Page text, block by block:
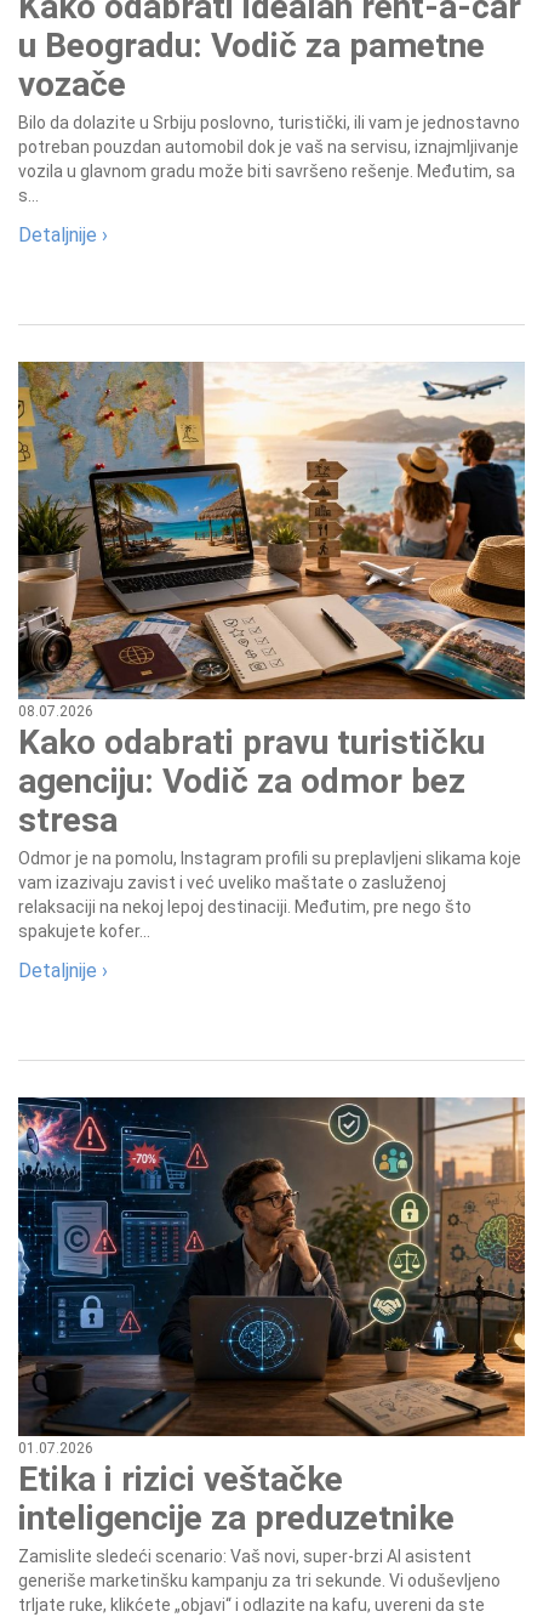
u Beogradu: Vodič za pametne
vozače
Bilo da dolazite u Srbiju poslovno, turistički, ili vam je jednostavno
potreban pouzdan automobil dok je vaš na servisu, iznajmljivanje
vozila u glavnom gradu može biti savršeno rešenje. Međutim, sa
s...
Detaljnije ›
08.07.2026
Kako odabrati pravu turističku
agenciju: Vodič za odmor bez
stresa
Odmor je na pomolu, Instagram profili su preplavljeni slikama koje
vam izazivaju zavist i već uveliko maštate o zasluženoj
relaksaciji na nekoj lepoj destinaciji. Međutim, pre nego što
spakujete kofer...
Detaljnije ›
01.07.2026
Etika i rizici veštačke
inteligencije za preduzetnike
Zamislite sledeći scenario: Vaš novi, super-brzi AI asistent
generiše marketinšku kampanju za tri sekunde. Vi oduševljeno
trljate ruke, klikćete „objavi“ i odlazite na kafu, uvereni da ste